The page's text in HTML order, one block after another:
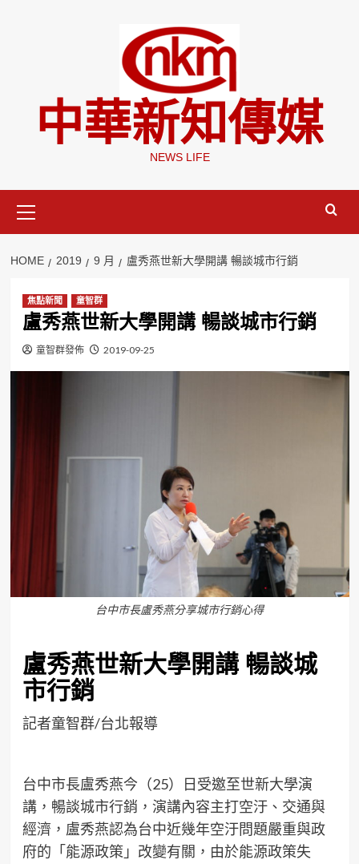
中華新知傳媒
NEWS LIFE
Menu
HOME 2019 9 月 盧秀燕世新大學開講 暢談城市行銷
焦點新聞 童智群
盧秀燕世新大學開講 暢談城市行銷
童智群發佈 2019-09-25
台中市長盧秀燕分享城市行銷心得
盧秀燕世新大學開講 暢談城
市行銷
記者童智群/台北報導
台中市長盧秀燕今（25）日受邀至世新大學演
講，暢談城市行銷，演講內容主打空汙、交通與
經濟，盧秀燕認為台中近幾年空汙問題嚴重與政
府的「能源政策」改變有關，由於能源政策失